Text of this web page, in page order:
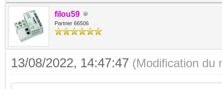
filou59
Partner 66506
13/08/2022, 14:47:47 (Modification du